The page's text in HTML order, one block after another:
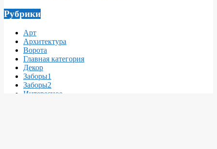
Рубрики
Арт
Архитектура
Ворота
Главная категория
Декор
Заборы1
Заборы2
Интересное